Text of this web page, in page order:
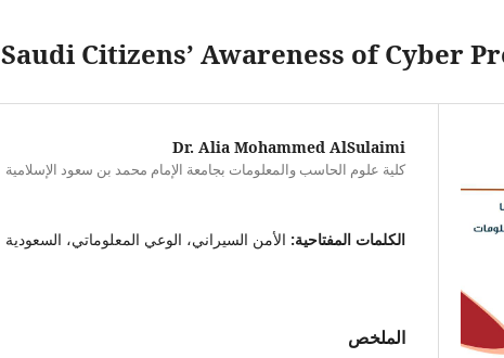
Saudi Citizens’ Awareness of Cyber
Dr. Alia Mohammed AlSulaimi
كلية علوم الحاسب والمعلومات بجامعة الإمام محمد بن سعود الإسلامية
الكلمات المفتاحية: الأمن السيراني، الوعي المعلوماتي، السعودية
الملخص